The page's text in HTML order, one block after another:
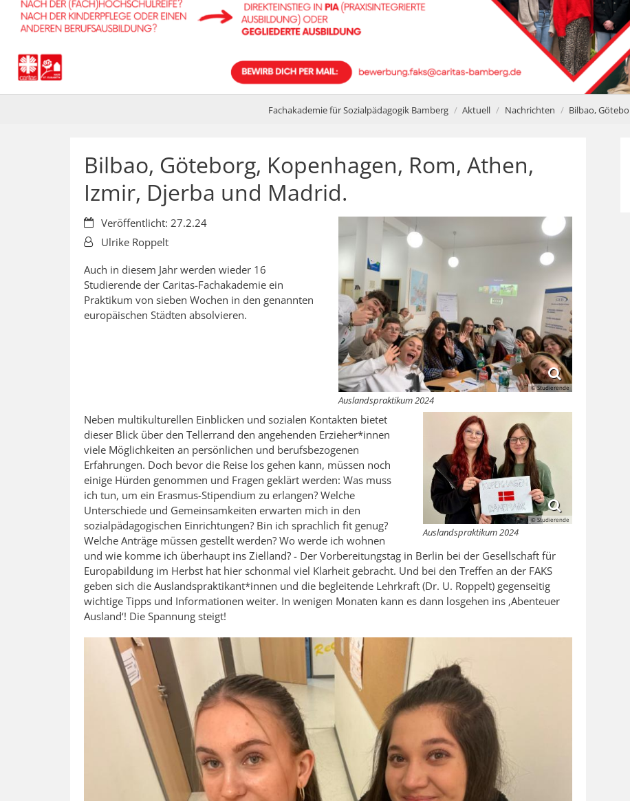
Fachakademie für Sozialpädagogik Bamberg Aktuell Nachrichten Bilbao,
Bilbao, Göteborg, Kopenhagen, Rom, Athen,
Izmir, Djerba und Madrid.
© Studierende
Auslandspraktikum 2024
Datum:Veröffentlicht: 27.2.24
Von:Ulrike Roppelt
Auch in diesem Jahr werden wieder 16
Studierende der Caritas-Fachakademie ein
Praktikum von sieben Wochen in den genannten
europäischen Städten absolvieren.
© Studierende
Auslandspraktikum 2024
Neben multikulturellen Einblicken und sozialen Kontakten bietet
dieser Blick über den Tellerrand den angehenden Erzieher*innen
viele Möglichkeiten an persönlichen und berufsbezogenen
Erfahrungen. Doch bevor die Reise los gehen kann, müssen noch
einige Hürden genommen und Fragen geklärt werden: Was muss
ich tun, um ein Erasmus-Stipendium zu erlangen? Welche
Unterschiede und Gemeinsamkeiten erwarten mich in den
sozialpädagogischen Einrichtungen? Bin ich sprachlich fit genug?
Welche Anträge müssen gestellt werden? Wo werde ich wohnen
und wie komme ich überhaupt ins Zielland? - Der Vorbereitungstag in Berlin bei der Gesellschaft für
Europabildung im Herbst hat hier schonmal viel Klarheit gebracht. Und bei den Treffen an der FAKS
geben sich die Auslandspraktikant*innen und die begleitende Lehrkraft (Dr. U. Roppelt) gegenseitig
wichtige Tipps und Informationen weiter. In wenigen Monaten kann es dann losgehen ins ‚Abenteuer
Ausland‘! Die Spannung steigt!